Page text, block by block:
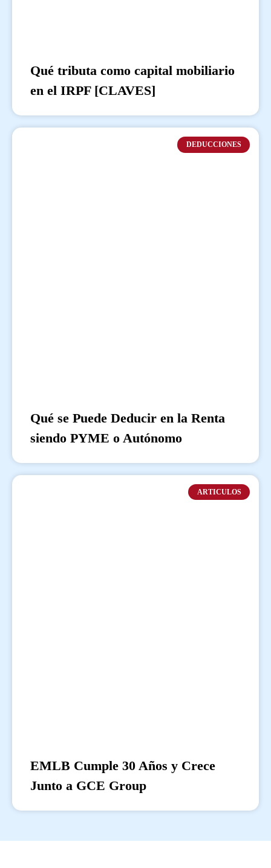
Qué tributa como capital mobiliario
en el IRPF [CLAVES]
DEDUCCIONES
Qué se Puede Deducir en la Renta
siendo PYME o Autónomo
ARTICULOS
EMLB Cumple 30 Años y Crece
Junto a GCE Group